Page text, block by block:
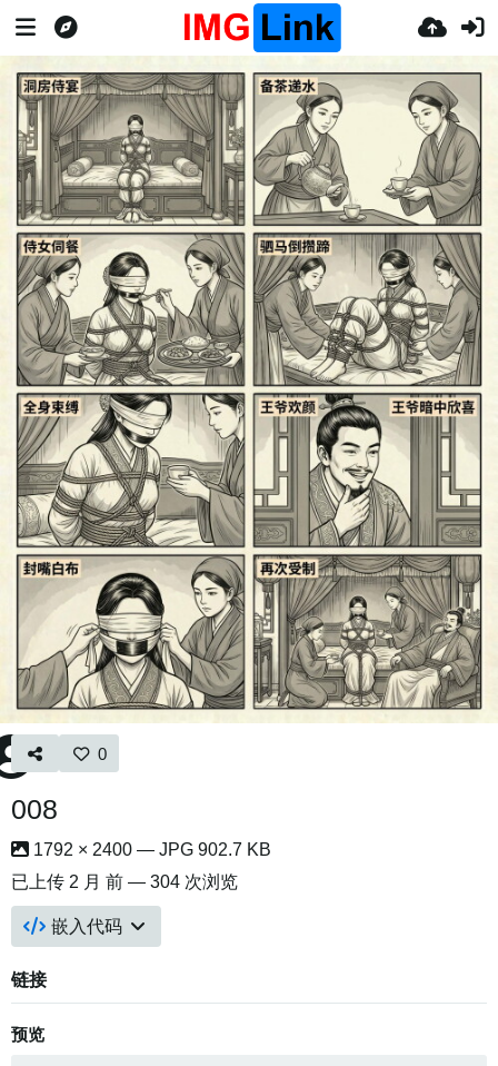
0
008
1792 × 2400 — JPG 902.7 KB
已上传 2 月 前 — 304 次浏览
嵌入代码
链接
预览